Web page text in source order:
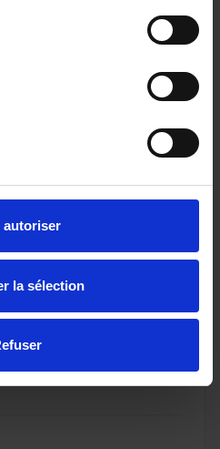
autoriser
la sélection
Hybride - Boîte